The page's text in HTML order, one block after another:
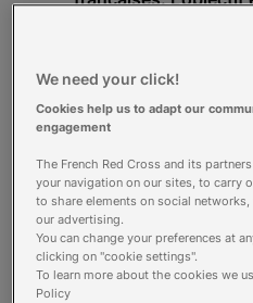
la capitale et le
La Croix-Rouge
StreetCo, un
sens…
Aujourd’hui plus de 20
rencontrent
liées au manque
des villes, des bâtiments
Depuis 2017, StreetCo,
We need your click!
Cookies help us to adapt our
engagement
The French Red Cross and its
your navigation on our sites, to carry
to share elements on social
our advertising.
You can change your preferences at
clicking on "cookie settings".
To learn more about the cookies we
Policy